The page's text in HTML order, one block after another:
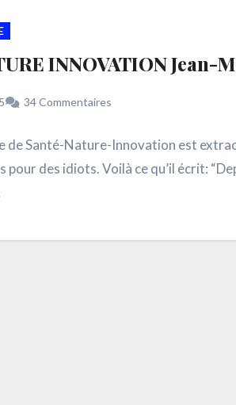
INNOVATION Jean-
34 Commentaires
de Santé-Nature-Innovation est
pour des idiots. Voilà ce qu’il écrit: